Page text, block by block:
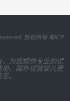
版权所有 粤ICP
为您提供专业的试
，国外试管婴儿费
。